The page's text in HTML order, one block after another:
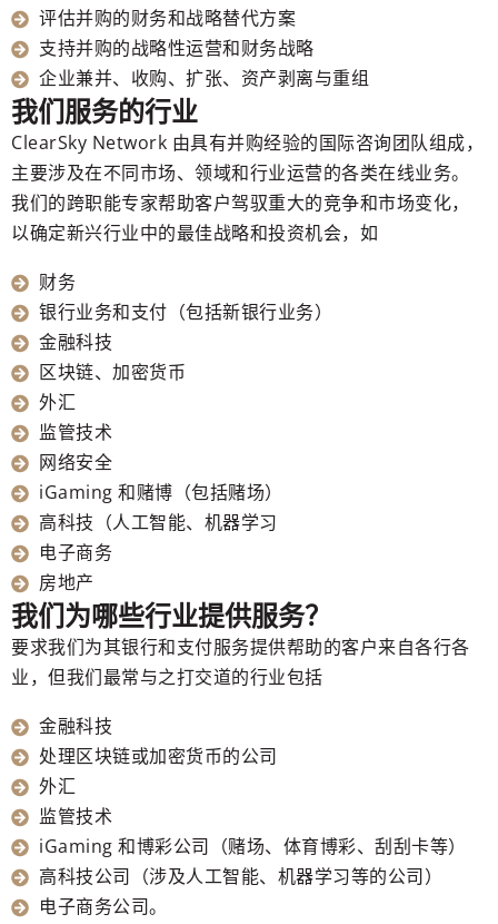
评估并购的财务和战略替代方案
支持并购的战略性运营和财务战略
企业兼并、收购、扩张、资产剥离与重组
我们服务的行业
ClearSky Network 由具有并购经验的国际咨询团队组成，
主要涉及在不同市场、领域和行业运营的各类在线业务。
我们的跨职能专家帮助客户驾驭重大的竞争和市场变化，
以确定新兴行业中的最佳战略和投资机会，如
财务
银行业务和支付（包括新银行业务）
金融科技
区块链、加密货币
外汇
监管技术
网络安全
iGaming 和赌博（包括赌场）
高科技（人工智能、机器学习
电子商务
房地产
我们为哪些行业提供服务？
要求我们为其银行和支付服务提供帮助的客户来自各行各
业，但我们最常与之打交道的行业包括
金融科技
处理区块链或加密货币的公司
外汇
监管技术
iGaming 和博彩公司（赌场、体育博彩、刮刮卡等）
高科技公司（涉及人工智能、机器学习等的公司）
电子商务公司。